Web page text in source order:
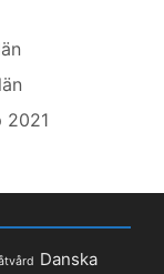
2021
Danska